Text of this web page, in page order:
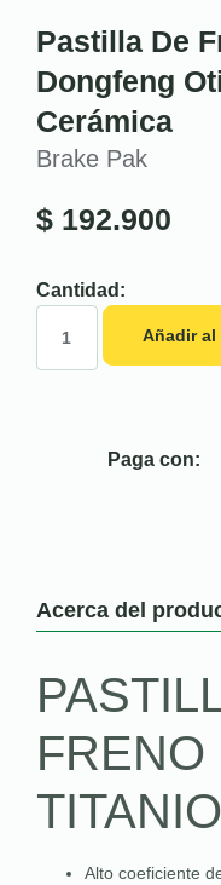
Pastilla De
Dongfeng
Cerámica
Brake Pak
$ 192.900
Cantidad:
Añadir al
Paga con:
Acerca del
FRENO
TITANIO
Alto coeficiente